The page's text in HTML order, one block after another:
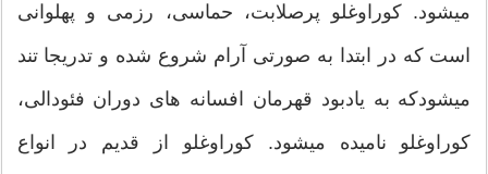
میشود. کوراوغلو پرصلابت، حماسی، رزمی و پهلوانی
است که در ابتدا به صورتی آرام شروع شده و تدریجا تند
میشودکه به یادبود قهرمان افسانه های دوران فئودالی،
کوراوغلو نامیده میشود. کوراوغلو از قدیم در انواع